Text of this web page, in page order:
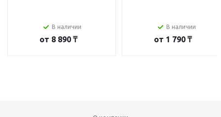
В наличии
от 8 890 ₸
В наличии
от 1 790 ₸